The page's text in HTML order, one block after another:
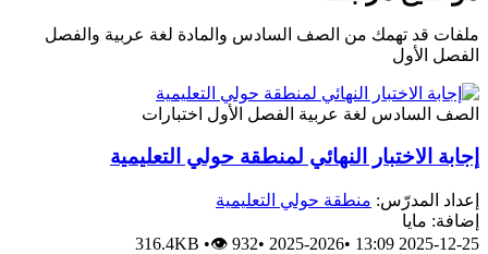
ملفات قد تهمك من الصف السادس والمادة لغة عربية والفصل
الفصل الأول
الصف السادس لغة عربية الفصل الأول اختبارات
إجابة الاختبار النهائي لمنطقة حولي التعليمية
إعداد المدرّس: منطقة حولي التعليمية
إضافة: مايا
2025-12-25 13:09
•
2025-2026
•
316.4KB •👁 932